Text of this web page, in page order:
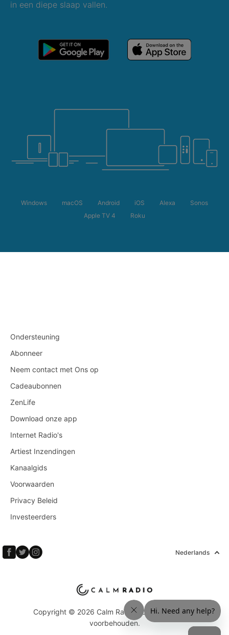
in een diepe slaap vallen.
Windows macOS Android iOS Alexa
Sonos
Apple TV 4
Roku
Ondersteuning
Abonneer
Neem contact met Ons op
Cadeaubonnen
ZenLife
Download onze app
Internet Radio's
Artiest Inzendingen
Kanaalgids
Voorwaarden
Privacy Beleid
Investeerders
Nederlands
Copyright © 2026 Calm Radio Corp. Alle rechten
voorbehouden.